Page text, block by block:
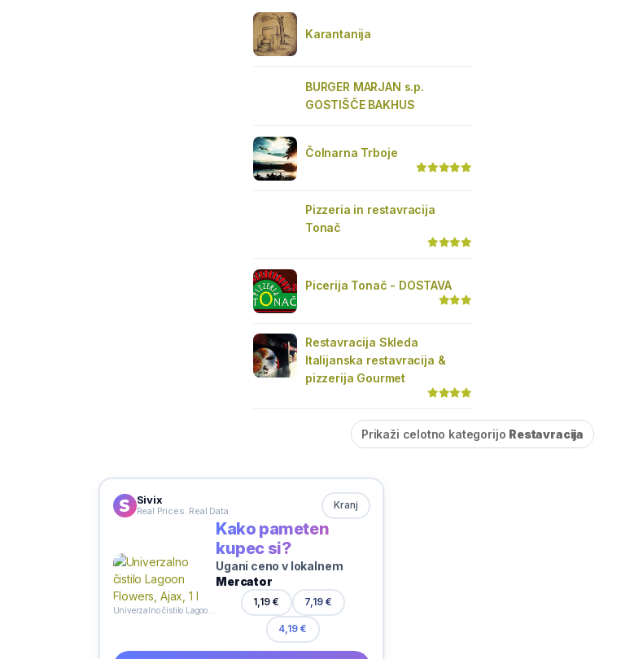
Karantanija
BURGER MARJAN s.p.
GOSTIŠČE BAKHUS
Čolnarna Trboje
Pizzeria in restavracija
Tonač
Picerija Tonač - DOSTAVA
Restavracija Skleda
Italijanska restavracija &
pizzerija Gourmet
Prikaži celotno kategorijo Restavracija
Sivix
Real Prices. Real Data Kranj
Kako pameten
kupec si?
Ugani ceno v lokalnem
Mercator
1,19 € 7,19 €
4,19 €